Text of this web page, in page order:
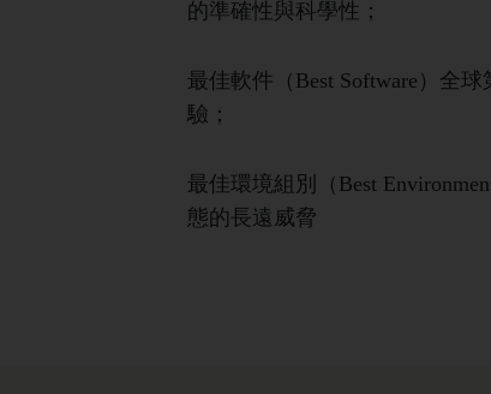
的準確性與科學性；
最佳軟件（Best Software）全
驗；
最佳環境組別（Best
態的長遠威脅